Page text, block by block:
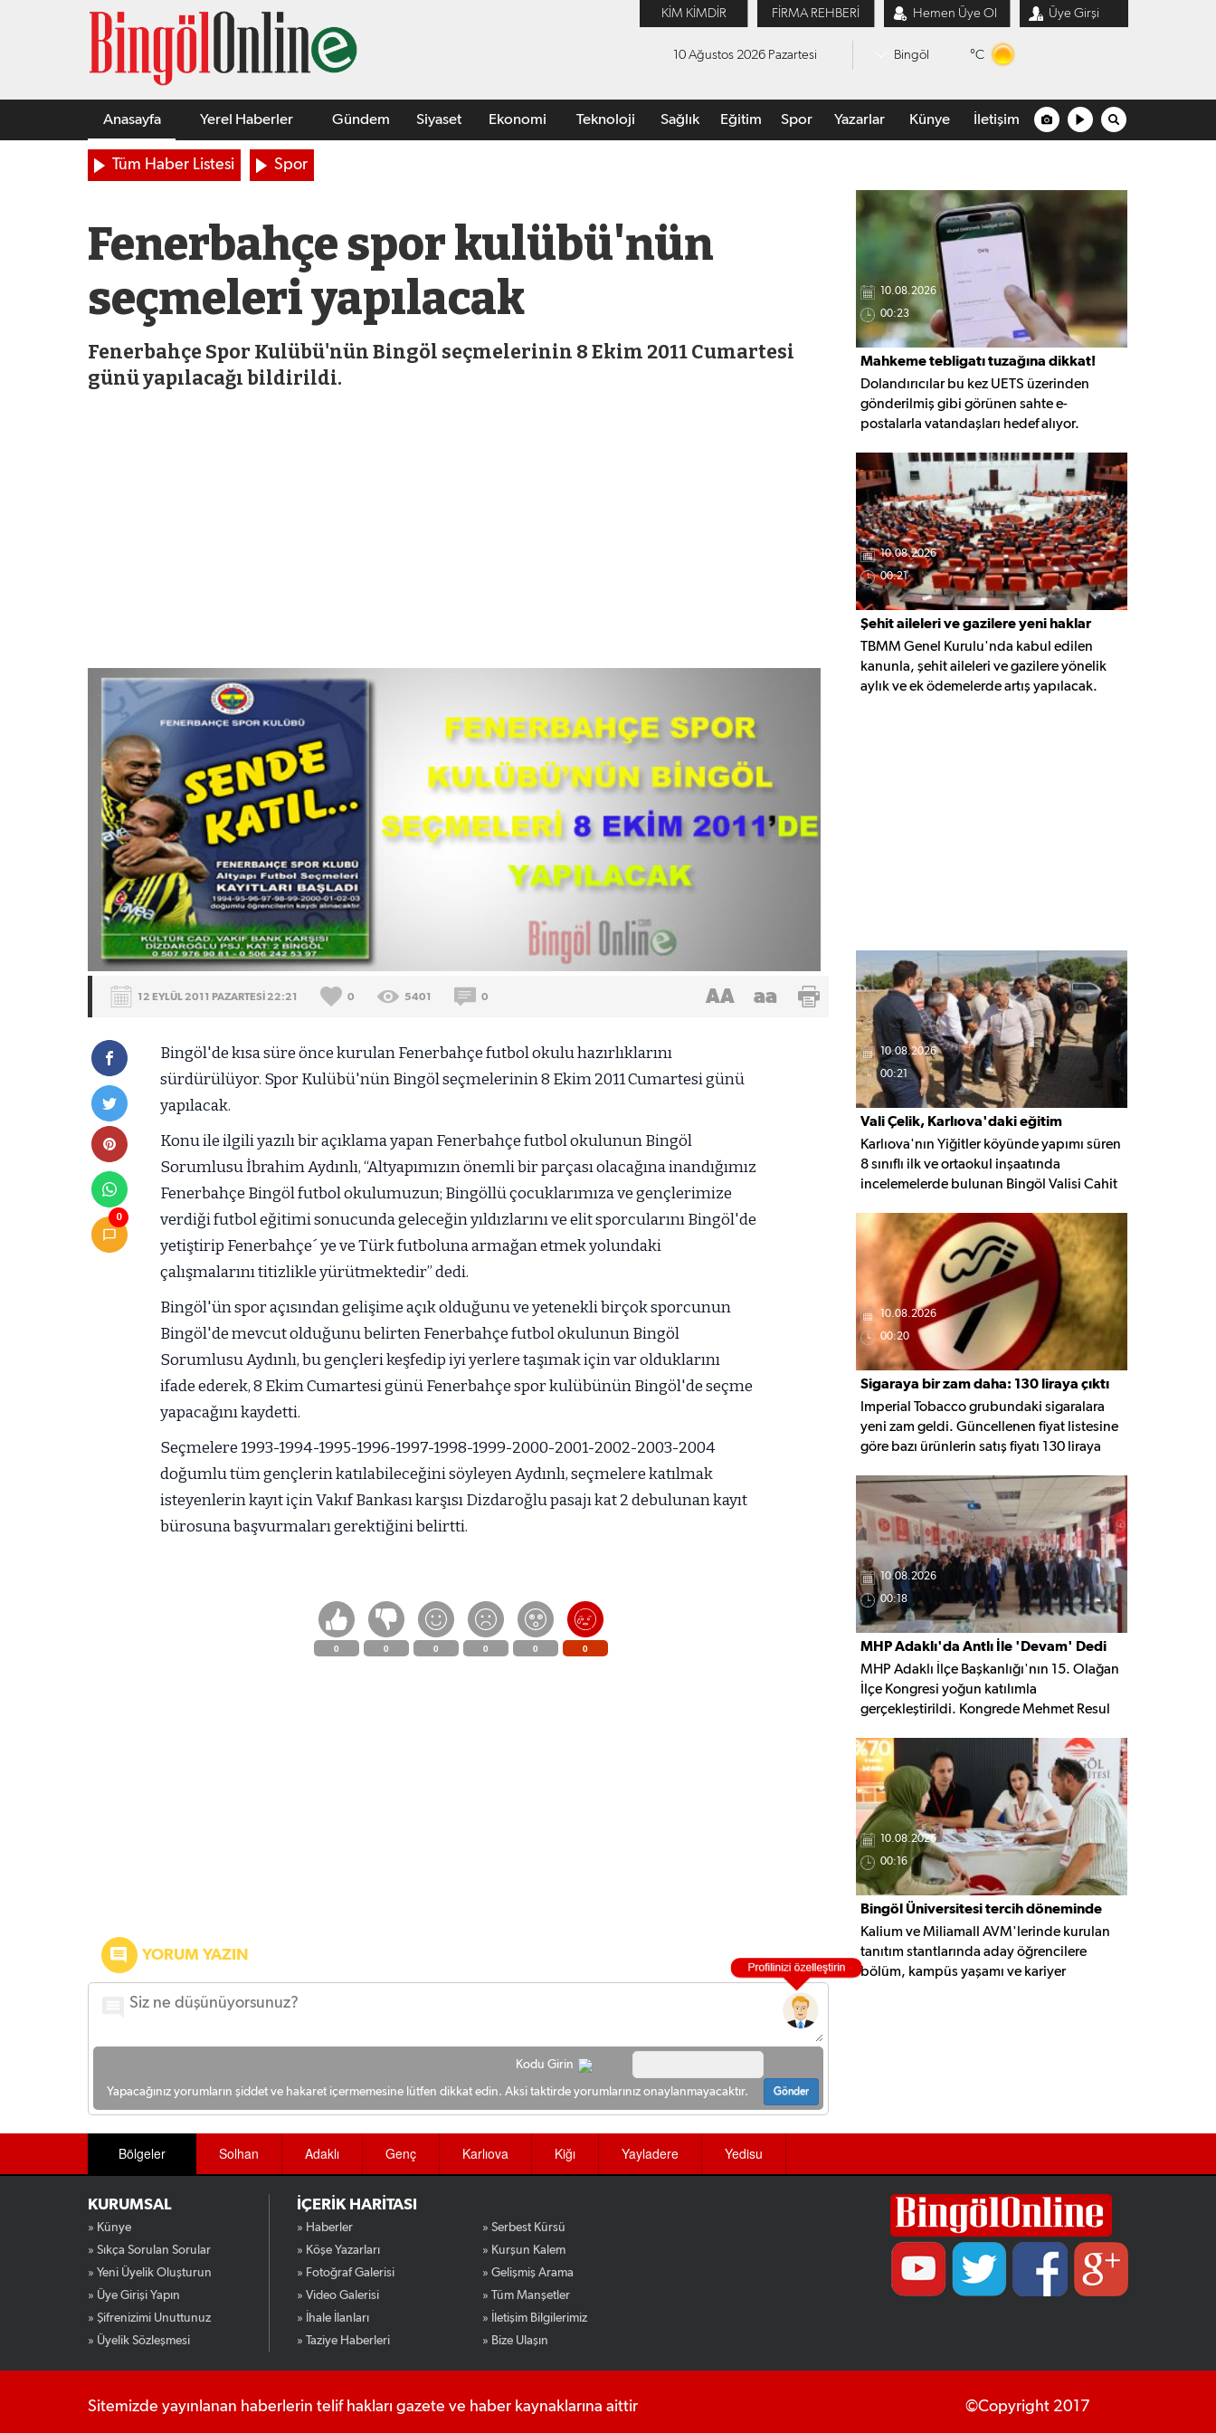
KİM KİMDİR FİRMA REHBERİ Hemen Üye Ol Üye Girşi
10 Ağustos 2026 Pazartesi Bingöl °C
Anasayfa Yerel Haberler Gündem Siyaset Ekonomi Teknoloji Sağlık Eğitim Spor Yazarlar Künye İletişim
Tüm Haber Listesi Spor
Fenerbahçe spor kulübü'nün
seçmeleri yapılacak
Fenerbahçe Spor Kulübü'nün Bingöl seçmelerinin 8 Ekim 2011 Cumartesi
günü yapılacağı bildirildi.
12 EYLÜL 2011 PAZARTESİ 22:21 0 5401 0 AA aa
0
Bingöl'de kısa süre önce kurulan Fenerbahçe futbol okulu hazırlıklarını
sürdürülüyor. Spor Kulübü'nün Bingöl seçmelerinin 8 Ekim 2011 Cumartesi günü
yapılacak.
Konu ile ilgili yazılı bir açıklama yapan Fenerbahçe futbol okulunun Bingöl
Sorumlusu İbrahim Aydınlı, “Altyapımızın önemli bir parçası olacağına inandığımız
Fenerbahçe Bingöl futbol okulumuzun; Bingöllü çocuklarımıza ve gençlerimize
verdiği futbol eğitimi sonucunda geleceğin yıldızlarını ve elit sporcularını Bingöl'de
yetiştirip Fenerbahçe´ ye ve Türk futboluna armağan etmek yolundaki
çalışmalarını titizlikle yürütmektedir” dedi.
Bingöl'ün spor açısından gelişime açık olduğunu ve yetenekli birçok sporcunun
Bingöl'de mevcut olduğunu belirten Fenerbahçe futbol okulunun Bingöl
Sorumlusu Aydınlı, bu gençleri keşfedip iyi yerlere taşımak için var olduklarını
ifade ederek, 8 Ekim Cumartesi günü Fenerbahçe spor kulübünün Bingöl'de seçme
yapacağını kaydetti.
Seçmelere 1993-1994-1995-1996-1997-1998-1999-2000-2001-2002-2003-2004
doğumlu tüm gençlerin katılabileceğini söyleyen Aydınlı, seçmelere katılmak
isteyenlerin kayıt için Vakıf Bankası karşısı Dizdaroğlu pasajı kat 2 debulunan kayıt
bürosuna başvurmaları gerektiğini belirtti.
0 0 0 0 0 0
YORUM YAZIN
Kodu Girin
Yapacağınız yorumların şiddet ve hakaret içermemesine lütfen dikkat edin. Aksi taktirde yorumlarınız onaylanmayacaktır. Gönder
10.08.2026
00:23
Mahkeme tebligatı tuzağına dikkat!
Dolandırıcılar bu kez UETS üzerinden
gönderilmiş gibi görünen sahte e-
postalarla vatandaşları hedef alıyor.
mesajlarıyla gönderilen bağlantılara
kesinlikle tıklanmaması gerektiği
konusunda uyarıyor.
10.08.2026
00:21
Şehit aileleri ve gazilere yeni haklar
içeren teklif yasalaştı
TBMM Genel Kurulu'nda kabul edilen
kanunla, şehit aileleri ve gazilere yönelik
aylık ve ek ödemelerde artış yapılacak.
10.08.2026
00:21
Vali Çelik, Karlıova'daki eğitim
yatırımlarını yerinde inceledi
Karlıova'nın Yiğitler köyünde yapımı süren
8 sınıflı ilk ve ortaokul inşaatında
incelemelerde bulunan Bingöl Valisi Cahit
hakkında yetkililerden bilgi aldı.
10.08.2026
00:20
Sigaraya bir zam daha: 130 liraya çıktı
Imperial Tobacco grubundaki sigaralara
yeni zam geldi. Güncellenen fiyat listesine
göre bazı ürünlerin satış fiyatı 130 liraya
itibaren geçerli olacak.
10.08.2026
00:18
MHP Adaklı'da Antlı İle 'Devam' Dedi
MHP Adaklı İlçe Başkanlığı'nın 15. Olağan
İlçe Kongresi yoğun katılımla
gerçekleştirildi. Kongrede Mehmet Resul
seçilirken, birlik ve beraberlik mesajları öne
çıktı.
10.08.2026
00:16
Bingöl Üniversitesi tercih döneminde
sahaya indi
Kalium ve Miliamall AVM'lerinde kurulan
tanıtım stantlarında aday öğrencilere
bölüm, kampüs yaşamı ve kariyer
Bölgeler Solhan Adaklı Genç Karlıova Kiğı Yayladere Yedisu
KURUMSAL
» Künye
» Sıkça Sorulan Sorular
» Yeni Üyelik Oluşturun
» Üye Girişi Yapın
» Şifrenizimi Unuttunuz
» Üyelik Sözleşmesi
İÇERİK HARİTASI
» Haberler
» Köşe Yazarları
» Fotoğraf Galerisi
» Video Galerisi
» İhale İlanları
» Taziye Haberleri
» Serbest Kürsü
» Kurşun Kalem
» Gelişmiş Arama
» Tüm Manşetler
» İletişim Bilgilerimiz
» Bize Ulaşın
Sitemizde yayınlanan haberlerin telif hakları gazete ve haber kaynaklarına aittir ©Copyright 2017